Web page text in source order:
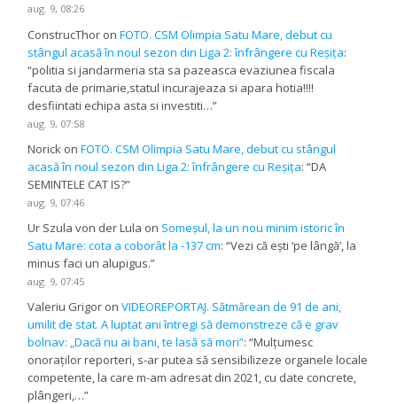
aug. 9, 08:26
ConstrucThor onFOTO. CSM Olimpia Satu Mare, debut cu
stângul acasă în noul sezon din Liga 2: înfrângere cu Reșița:
“politia si jandarmeria sta sa pazeasca evaziunea fiscala
facuta de primarie,statul incurajeaza si apara hotia!!!!
desfiintati echipa asta si investiti…”
aug. 9, 07:58
Norick onFOTO. CSM Olimpia Satu Mare, debut cu stângul
acasă în noul sezon din Liga 2: înfrângere cu Reșița: “DA
SEMINTELE CAT IS?”
aug. 9, 07:46
Ur Szula von der Lula on Someșul, la un nou minim istoric în
Satu Mare: cota a coborât la -137 cm: “Vezi că ești ‘pe lângă’, la
minus faci un alupigus.”
aug. 9, 07:45
Valeriu Grigor onVIDEOREPORTAJ. Sătmărean de 91 de ani,
umilit de stat. A luptat ani întregi să demonstreze că e grav
bolnav: „Dacă nu ai bani, te lasă să mori”: “Mulțumesc
onoraților reporteri, s-ar putea să sensibilizeze organele locale
competente, la care m-am adresat din 2021, cu date concrete,
plângeri,…”